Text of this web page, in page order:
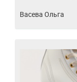
Васева Ольга